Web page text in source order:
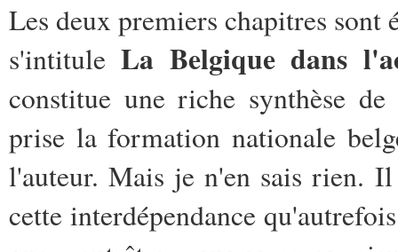
Les deux premiers chapitres
s'intituleLa Belgique dans
constitue une riche synthèse
prise la formation nationale
l'auteur. Mais je n'en sais rien.
cette interdépendance